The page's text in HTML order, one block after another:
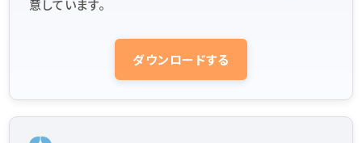
意しています。
ダウンロードする